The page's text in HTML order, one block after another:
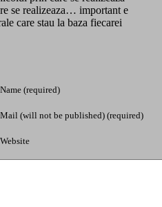
se realizeaza… important e
care stau la baza fiecarei
Name (required)
Mail (will not be published) (required)
Website